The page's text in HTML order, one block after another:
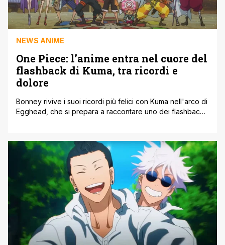
NEWS ANIME
One Piece: l’anime entra nel cuore del
flashback di Kuma, tra ricordi e
dolore
Bonney rivive i suoi ricordi più felici con Kuma nell'arco di
Egghead, che si prepara a raccontare uno dei flashback
intensificare la tensione, tra scontri e rivelazioni. Con i
Marine che assediano l'isola e l'arrivo di [']